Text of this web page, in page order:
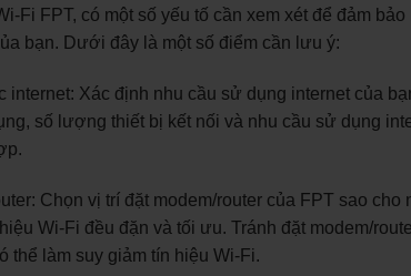
Fi FPT, có một số yếu tố cần xem xét để đảm
bạn. Dưới đây là một số điểm cần lưu ý:
internet: Xác định nhu cầu sử dụng internet của
số lượng thiết bị kết nối và nhu cầu sử dụng
Chọn vị trí đặt modem/router của FPT sao
Wi-Fi đều đặn và tối ưu. Tránh đặt modem/
thể làm suy giảm tín hiệu Wi-Fi.